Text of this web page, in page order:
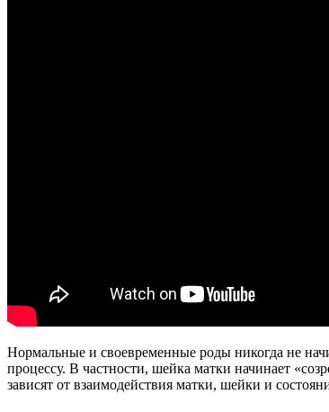
Нормальные и своевременные роды никогда не
процессу. В частности, шейка матки начинает
зависят от взаимодействия матки, шейки и